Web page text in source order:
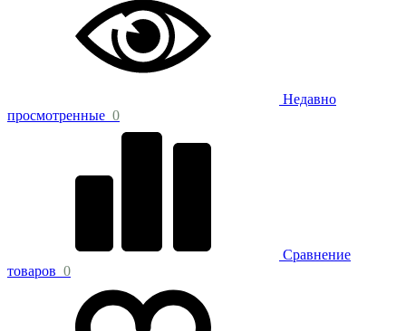
Недавно
просмотренные 0
Сравнение
товаров 0